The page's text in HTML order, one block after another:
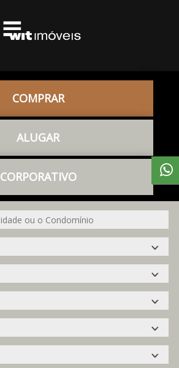
COMPRAR
ALUGAR
CORPORATIVO